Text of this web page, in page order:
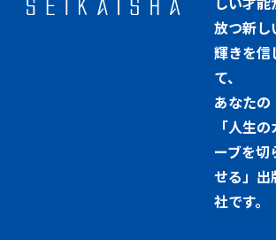
放つ新し
輝きを信
て、
あなたの
「人生の
ーブを切
せる」出
社です。